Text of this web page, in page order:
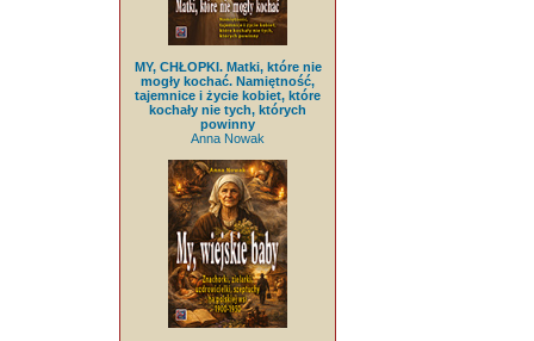
MY, CHŁOPKI. Matki, które nie
mogły kochać. Namiętność,
tajemnice i życie kobiet, które
kochały nie tych, których
powinny
Anna Nowak